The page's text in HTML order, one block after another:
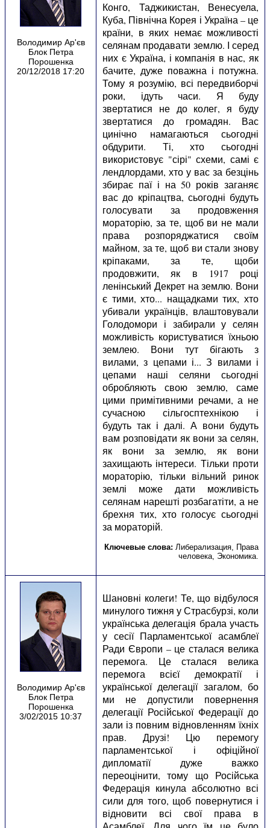
Володимир Ар'єв
Блок Петра
Порошенка
20/12/2018 17:20
Конго, Таджикистан, Венесуела,
Куба, Північна Корея і Україна – це
країни, в яких немає можливості
селянам продавати землю. І серед
них є Україна, і компанія в нас, як
бачите, дуже поважна і потужна.
Тому я розумію, всі передвиборчі
роки, ідуть часи. Я буду
звертатися не до колег, я буду
звертатися до громадян. Вас
цинічно намагаються сьогодні
обдурити. Ті, хто сьогодні
використовує "сірі" схеми, самі є
лендлордами, хто у вас за безцінь
збирає паї і на 50 років заганяє
вас до кріпацтва, сьогодні будуть
голосувати за продовження
мораторію, за те, щоб ви не мали
права розпоряджатися своїм
майном, за те, щоб ви стали знову
кріпаками, за те, щоби
продовжити, як в 1917 році
ленінський Декрет на землю. Вони
є тими, хто... нащадками тих, хто
убивали українців, влаштовували
Голодомори і забирали у селян
можливість користуватися їхньою
землею. Вони тут бігають з
вилами, з цепами і... З вилами і
цепами наші селяни сьогодні
обробляють свою землю, саме
цими примітивними речами, а не
сучасною сільгосптехнікою і
будуть так і далі. А вони будуть
вам розповідати як вони за селян,
як вони за землю, як вони
захищають інтереси. Тільки проти
мораторію, тільки вільний ринок
землі може дати можливість
селянам нарешті розбагатіти, а не
брехня тих, хто голосує сьогодні
за мораторій.
Ключевые слова: Либерализация, Права
человека, Экономика.
Володимир Ар'єв
Блок Петра
Порошенка
3/02/2015 10:37
Шановні колеги! Те, що відбулося
минулого тижня у Страсбурзі, коли
українська делегація брала участь
у сесії Парламентської асамблеї
Ради Європи – це сталася велика
перемога. Це сталася велика
перемога всієї демократії і
української делегації загалом, бо
ми не допустили повернення
делегації Російської Федерації до
зали із повним відновленням їхніх
прав. Друзі! Цю перемогу
парламентської і офіційної
дипломатії дуже важко
переоцінити, тому що Російська
Федерація кинула абсолютно всі
сили для того, щоб повернутися і
відновити всі свої права в